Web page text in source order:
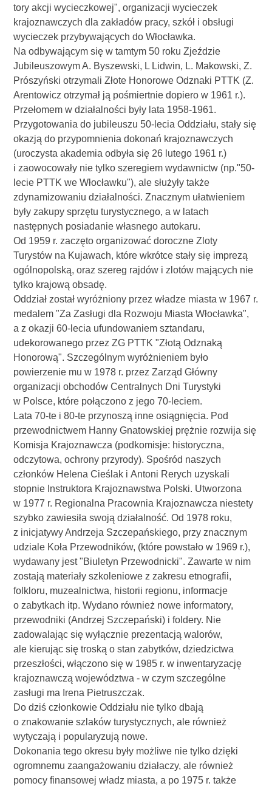
tory akcji wycieczkowej", organizacji wycieczek
krajoznawczych dla zakładów pracy, szkół i obsługi
wycieczek przybywających do Włocławka.
Na odbywającym się w tamtym 50 roku Zjeździe
Jubileuszowym A. Byszewski, L Lidwin, L. Makowski, Z.
Prószyński otrzymali Złote Honorowe Odznaki PTTK (Z.
Arentowicz otrzymał ją pośmiertnie dopiero w 1961 r.).
Przełomem w działalności były lata 1958-1961.
Przygotowania do jubileuszu 50-lecia Oddziału, stały się
okazją do przypomnienia dokonań krajoznawczych
(uroczysta akademia odbyła się 26 lutego 1961 r.)
i zaowocowały nie tylko szeregiem wydawnictw (np."50-
lecie PTTK we Włocławku"), ale służyły także
zdynamizowaniu działalności. Znacznym ułatwieniem
były zakupy sprzętu turystycznego, a w latach
następnych posiadanie własnego autokaru.
Od 1959 r. zaczęto organizować doroczne Zloty
Turystów na Kujawach, które wkrótce stały się imprezą
ogólnopolską, oraz szereg rajdów i zlotów mających nie
tylko krajową obsadę.
Oddział został wyróżniony przez władze miasta w 1967 r.
medalem "Za Zasługi dla Rozwoju Miasta Włocławka",
a z okazji 60-lecia ufundowaniem sztandaru,
udekorowanego przez ZG PTTK "Złotą Odznaką
Honorową". Szczególnym wyróżnieniem było
powierzenie mu w 1978 r. przez Zarząd Główny
organizacji obchodów Centralnych Dni Turystyki
w Polsce, które połączono z jego 70-leciem.
Lata 70-te i 80-te przynoszą inne osiągnięcia. Pod
przewodnictwem Hanny Gnatowskiej prężnie rozwija się
Komisja Krajoznawcza (podkomisje: historyczna,
odczytowa, ochrony przyrody). Spośród naszych
członków Helena Cieślak i Antoni Rerych uzyskali
stopnie Instruktora Krajoznawstwa Polski. Utworzona
w 1977 r. Regionalna Pracownia Krajoznawcza niestety
szybko zawiesiła swoją działalność. Od 1978 roku,
z inicjatywy Andrzeja Szczepańskiego, przy znacznym
udziale Koła Przewodników, (które powstało w 1969 r.),
wydawany jest "Biuletyn Przewodnicki". Zawarte w nim
zostają materiały szkoleniowe z zakresu etnografii,
folkloru, muzealnictwa, historii regionu, informacje
o zabytkach itp. Wydano również nowe informatory,
przewodniki (Andrzej Szczepański) i foldery. Nie
zadowalając się wyłącznie prezentacją walorów,
ale kierując się troską o stan zabytków, dziedzictwa
przeszłości, włączono się w 1985 r. w inwentaryzację
krajoznawczą województwa - w czym szczególne
zasługi ma Irena Pietruszczak.
Do dziś członkowie Oddziału nie tylko dbają
o znakowanie szlaków turystycznych, ale również
wytyczają i popularyzują nowe.
Dokonania tego okresu były możliwe nie tylko dzięki
ogromnemu zaangażowaniu działaczy, ale również
pomocy finansowej władz miasta, a po 1975 r. także